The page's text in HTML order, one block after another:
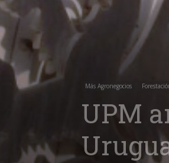
Más Agronegocios
UPM